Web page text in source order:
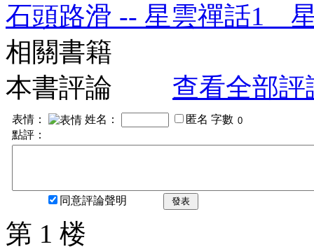
石頭路滑 -- 星雲禪話1
相關書籍
本書評論
查看全部評
表情： 姓名： 匿名 字數
點評：
同意評論聲明 發表
第 1 楼